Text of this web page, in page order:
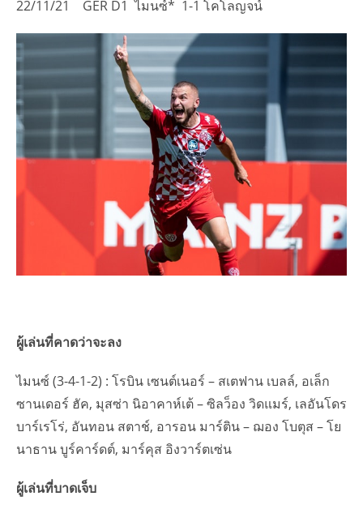
22/11/21 GER D1 ไมนซ์* 1-1 โคโลญจน์
ผู้เล่นที่คาดว่าจะลง
ไมนซ์ (3-4-1-2) : โรบิน เซนต์เนอร์ – สเตฟาน เบลล์, อเล็ก
ซานเดอร์ ฮัค, มุสซ่า นิอาคาห์เต้ – ซิลว็อง วิดแมร์, เลอันโดร
บาร์เรโร่, อันทอน สตาช์, อารอน มาร์ติน – ฌอง โบตุส – โย
นาธาน บูร์คาร์ดต์, มาร์คุส อิงวาร์ตเซ่น
ผู้เล่นที่บาดเจ็บ